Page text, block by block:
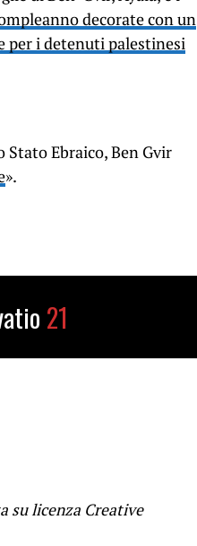
decorate con un
per i detenuti palestinesi
Stato Ebraico, Ben Gvir
».
21
su licenza Creative